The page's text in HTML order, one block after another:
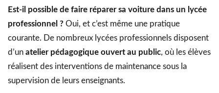
Est-il possible de faire réparer sa voiture dans un lycée
professionnel ? Oui, et c’est même une pratique
courante. De nombreux lycées professionnels disposent
d’un atelier pédagogique ouvert au public, où les élèves
réalisent des interventions de maintenance sous la
supervision de leurs enseignants.